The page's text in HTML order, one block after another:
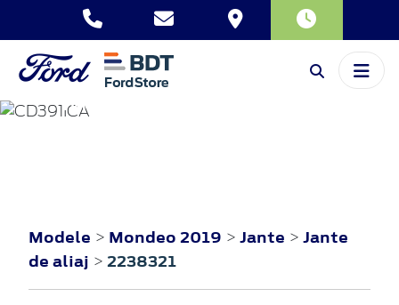
MONDEO
Modele > Mondeo 2019 > Jante > Jante
de aliaj > 2238321